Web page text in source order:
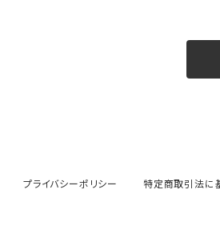
プライバシーポリシー 特定商取引法に